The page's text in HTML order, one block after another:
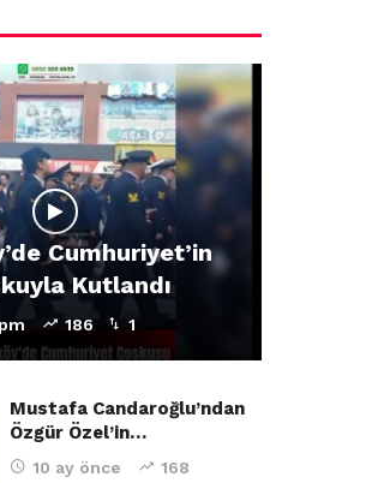
Cumhuriyet’in
Kutlandı
186 1
Mustafa Candaroğlu’ndan
Özgür Özel’in…
10 ay önce 168